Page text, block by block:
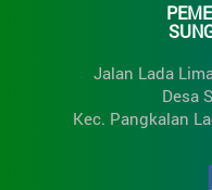
Jalan Lada
Desa
Kec. Pangkalan